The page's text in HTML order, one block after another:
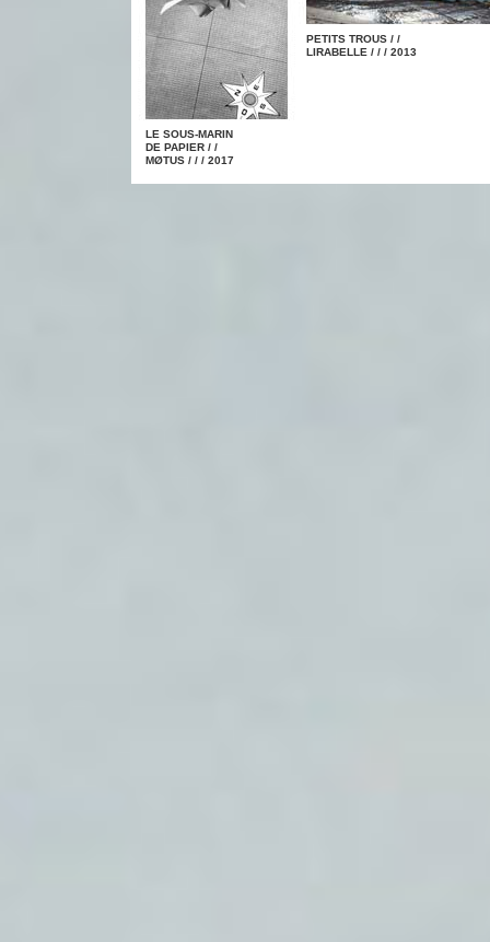
LE SOUS-MARIN
DE PAPIER / /
MØTUS / / / 2017
PETITS TROUS / /
LIRABELLE / / / 2013